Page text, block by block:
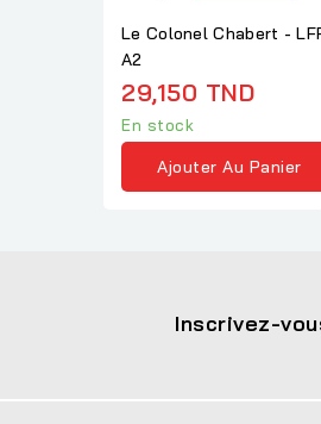
Le Colonel Chabert -
A2
29,150 TND
En stock
Ajouter Au Panier
Inscrivez-